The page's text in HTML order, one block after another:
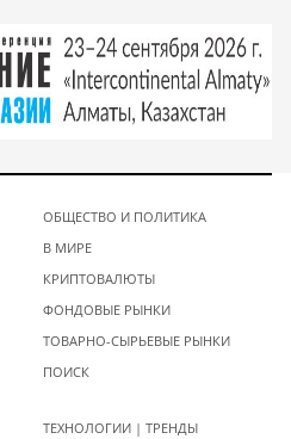
ОБЩЕСТВО И ПОЛИТИКА
В МИРЕ
КРИПТОВАЛЮТЫ
ФОНДОВЫЕ РЫНКИ
ТОВАРНО-СЫРЬЕВЫЕ РЫНКИ
ПОИСК
ТЕХНОЛОГИИ | ТРЕНДЫ